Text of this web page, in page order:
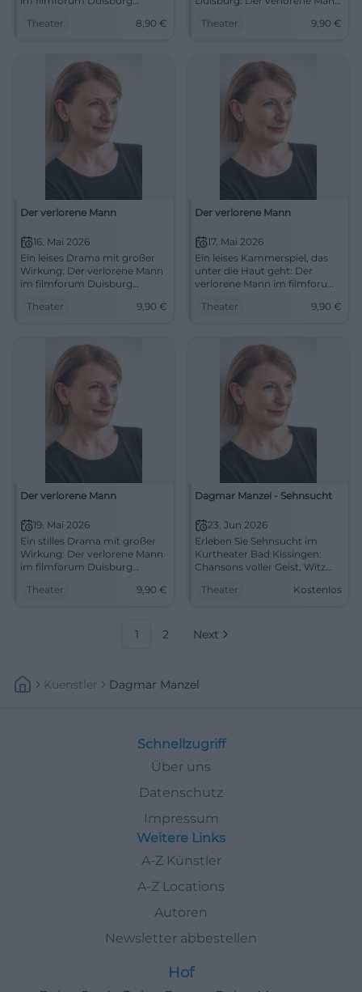
starkem Ensemble.
Theater 8,90 €
und feiner Regie. 13.05.2026,
Theater 9,90 €
Der verlorene Mann
16. Mai 2026
Ein leises Drama mit großer
Wirkung: Der verlorene Mann
im filmforum Duisburg
Schauspielkunst und feiner
#Theater #Duisburg
Theater 9,90 €
Der verlorene Mann
17. Mai 2026
Ein leises Kammerspiel, das
unter die Haut geht: Der
verlorene Mann im filmforum
Erinnerung, Nähe und Würde.
Theater 9,90 €
Der verlorene Mann
19. Mai 2026
Ein stilles Drama mit großer
Wirkung: Der verlorene Mann
im filmforum Duisburg
starken Darstellern.
Theater 9,90 €
Dagmar Manzel - Sehnsucht
23. Jun 2026
Erleben Sie Sehnsucht im
Kurtheater Bad Kissingen:
Chansons voller Geist, Witz
Dagmar Manzels
Bühnenerlebnis – jetzt Plätze
Theater Kostenlos
1 2 Next
Kuenstler Dagmar Manzel
Schnellzugriff
Über uns
Datenschutz
Impressum
Weitere Links
A-Z Künstler
A-Z Locations
Autoren
Newsletter abbestellen
Hof